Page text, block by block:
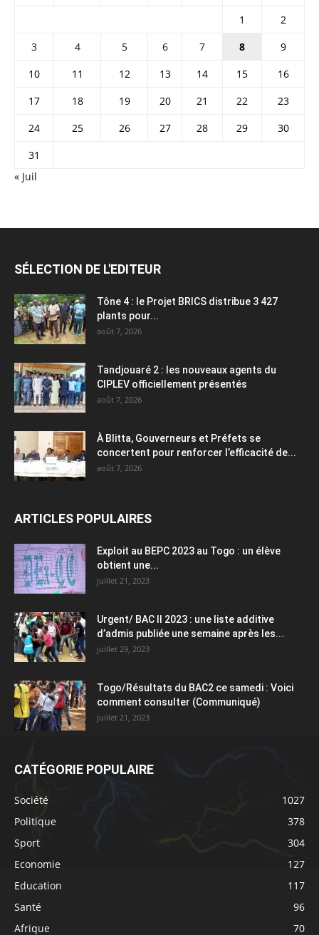
1
2
3
4 5 6 7 8
9
10
11 12 13 14 15
16
17
18 19 20 21 22
23
24
25 26 27 28 29
30
31
« Juil
SÉLECTION DE L'EDITEUR
Tône 4 : le Projet BRICS distribue 3 427
plants pour...
août 7, 2026
Tandjouaré 2 : les nouveaux agents du
CIPLEV officiellement présentés
août 7, 2026
À Blitta, Gouverneurs et Préfets se
concertent pour renforcer l’efficacité de...
août 7, 2026
ARTICLES POPULAIRES
Exploit au BEPC 2023 au Togo : un élève
obtient une...
juillet 21, 2023
Urgent/ BAC II 2023 : une liste additive
d’admis publiée une semaine après les...
juillet 29, 2023
Togo/Résultats du BAC2 ce samedi : Voici
comment consulter (Communiqué)
juillet 21, 2023
CATÉGORIE POPULAIRE
Société
1027
Politique
378
Sport
304
Economie
127
Education
117
Santé
96
Afrique
70